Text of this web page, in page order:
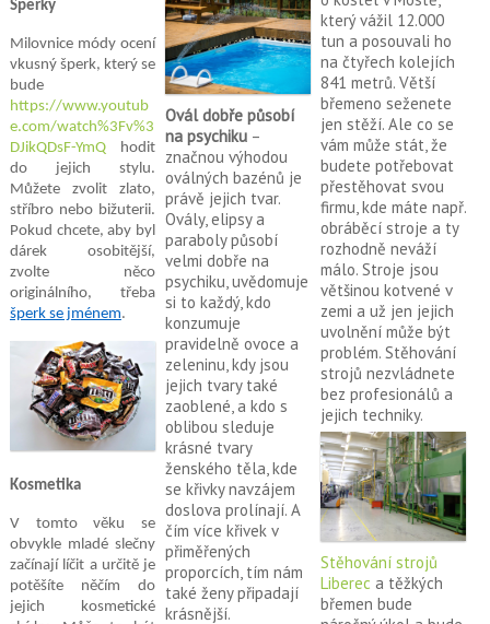
Ovál dobře působí
na psychiku–
značnou výhodou
oválných bazénů je
právě jejich tvar.
Ovály, elipsy a
paraboly působí
velmi dobře na
psychiku, uvědomuje
si to každý, kdo
konzumuje
pravidelně ovoce a
zeleninu, kdy jsou
jejich tvary také
zaoblené, a kdo s
oblibou sleduje
krásné tvary
ženského těla, kde
se křivky navzájem
doslova prolínají. A
čím více křivek v
přiměřených
proporcích, tím nám
také ženy připadají
krásnější.
Šperky
Milovnice módy ocení
vkusný šperk, který se
bude
https://www.youtub
e.com/watch%3Fv%3
DJikQDsF-YmQhodit
do jejich stylu.
Můžete zvolit zlato,
stříbro nebo bižuterii.
Pokud chcete, aby byl
dárek osobitější,
zvolte něco
originálního, třeba
šperk se jménem.
Kosmetika
V tomto věku se
obvykle mladé slečny
začínají líčit a určitě je
potěšíte něčím do
jejich kosmetické
který vážil 12.000
tun a posouvali ho
na čtyřech kolejích
841 metrů. Větší
břemeno seženete
jen stěží. Ale co se
vám může stát, že
budete potřebovat
přestěhovat svou
firmu, kde máte např.
obráběcí stroje a ty
rozhodně neváží
málo. Stroje jsou
většinou kotvené v
zemi a už jen jejich
uvolnění může být
problém. Stěhování
strojů nezvládnete
bez profesionálů a
jejich techniky.
Stěhování strojů
Liberec a těžkých
břemen bude